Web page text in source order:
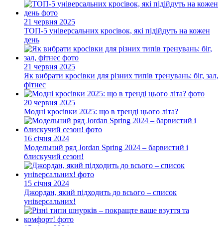
21 червня 2025
ТОП-5 універсальних кросівок, які підійдуть на кожен
день
21 червня 2025
Як вибрати кросівки для різних типів тренувань: біг, зал,
фітнес
20 червня 2025
Модні кросівки 2025: що в тренді цього літа?
16 січня 2024
Модельний ряд Jordan Spring 2024 – барвистий і
блискучий сезон!
15 січня 2024
Джордан, який підходить до всього – список
універсальних!